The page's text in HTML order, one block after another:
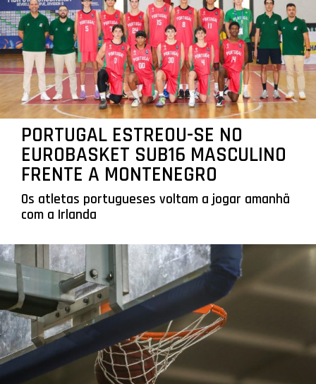
PORTUGAL ESTREOU-SE NO
EUROBASKET SUB16 MASCULINO
FRENTE A MONTENEGRO
Os atletas portugueses voltam a jogar amanhã
com a Irlanda